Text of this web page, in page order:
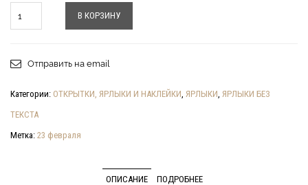
В КОРЗИНУ
Отправить на email
Категории: ОТКРЫТКИ, ЯРЛЫКИ И НАКЛЕЙКИ, ЯРЛЫКИ, ЯРЛЫКИ БЕЗ
ТЕКСТА
Метка: 23 февраля
ОПИСАНИЕ ПОДРОБНЕЕ